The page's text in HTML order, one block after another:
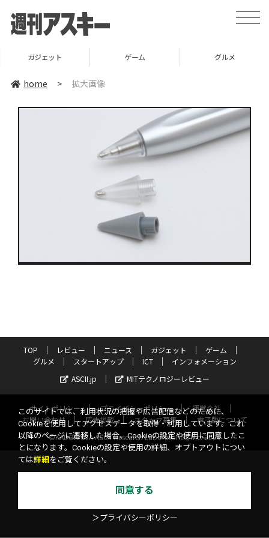
toggle
ガジェット ゲーム グルメ
home > 拡大画像
TOP レビュー ニュース ガジェット
ゲーム
グルメ
スタートアップ ICT
インフォメーション
ASCII.jp
MITテクノロジーレビュー
サイトポリシー プライバシーポリシー
運営会社
お問い合わせ
広告掲載 スタッフ募集
電子版について
©KADOKAWA ASCII Research Laboratories, Inc. 2026
このサイトでは、利用状況の把握や広告配信などのために、
Cookieを使用してアクセスデータを取得・利用しています。これ
以降のページに遷移した場合、Cookieの設定や使用に同意したこ
とになります。Cookieの設定や使用の詳細、オプトアウトについ
ては詳細 をご覧ください。
同意する
＞プライバシーポリシー